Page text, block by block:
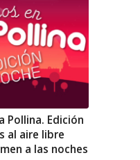
Pollina. Edición
al aire libre
a las noches